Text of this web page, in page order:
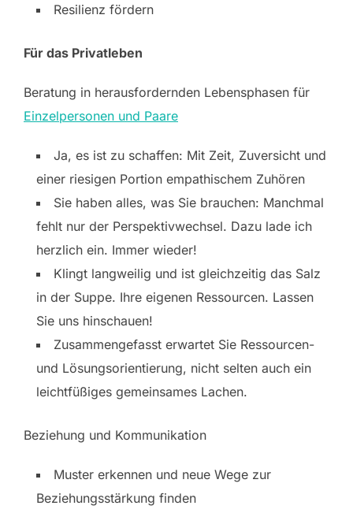
Resilienz fördern
Für das Privatleben
Beratung in herausfordernden Lebensphasen für
Einzelpersonen und Paare
Ja, es ist zu schaffen: Mit Zeit, Zuversicht und
einer riesigen Portion empathischem Zuhören
Sie haben alles, was Sie brauchen: Manchmal
fehlt nur der Perspektivwechsel. Dazu lade ich
herzlich ein. Immer wieder!
Klingt langweilig und ist gleichzeitig das Salz
in der Suppe. Ihre eigenen Ressourcen. Lassen
Sie uns hinschauen!
Zusammengefasst erwartet Sie Ressourcen-
und Lösungsorientierung, nicht selten auch ein
leichtfüßiges gemeinsames Lachen.
Beziehung und Kommunikation
Muster erkennen und neue Wege zur
Beziehungsstärkung finden